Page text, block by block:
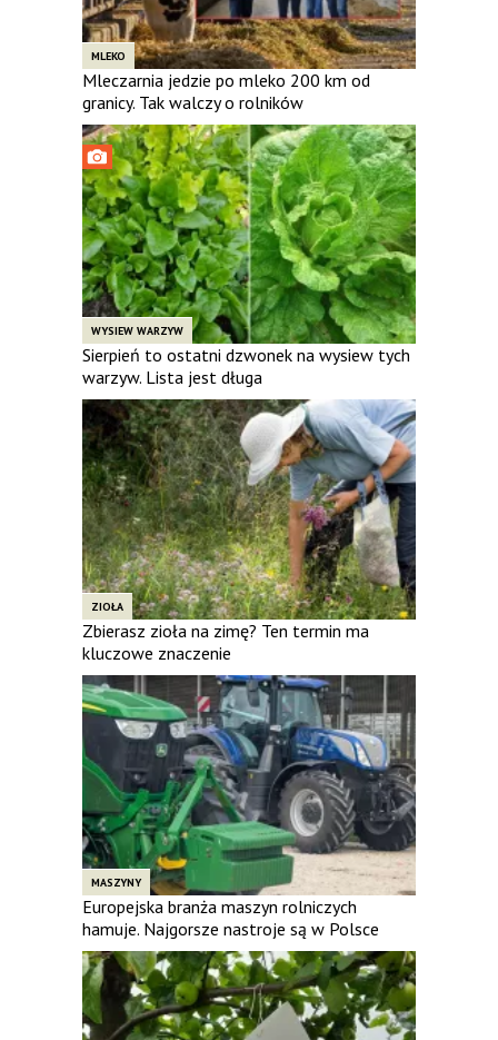
MLEKO
Mleczarnia jedzie po mleko 200 km od
granicy. Tak walczy o rolników
WYSIEW WARZYW
Sierpień to ostatni dzwonek na wysiew tych
warzyw. Lista jest długa
ZIOŁA
Zbierasz zioła na zimę? Ten termin ma
kluczowe znaczenie
MASZYNY
Europejska branża maszyn rolniczych
hamuje. Najgorsze nastroje są w Polsce